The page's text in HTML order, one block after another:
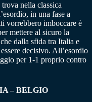
nella classica
in una fase a
vorrebbero imboccare è
mettere al sicuro la
dalla sfida tra Italia e
decisivo. All’esordio
per 1-1 proprio contro
– BELGIO